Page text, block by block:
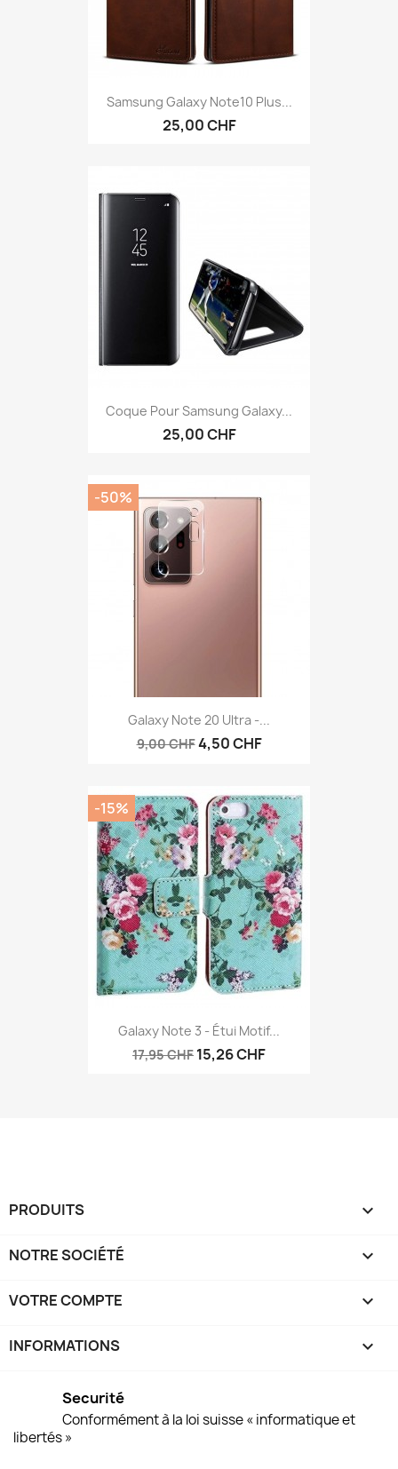
Samsung Galaxy Note10 Plus...
25,00 CHF
Coque Pour Samsung Galaxy...
25,00 CHF
Galaxy Note 20 Ultra -...
9,00 CHF4,50 CHF
-50%
Galaxy Note 3 - Étui Motif...
17,95 CHF 15,26 CHF
-15%
PRODUITS 
NOTRE SOCIÉTÉ 
VOTRE COMPTE 
INFORMATIONS keyboard_arrow_down
Securité
Conformément à la loi suisse « informatique et
libertés »